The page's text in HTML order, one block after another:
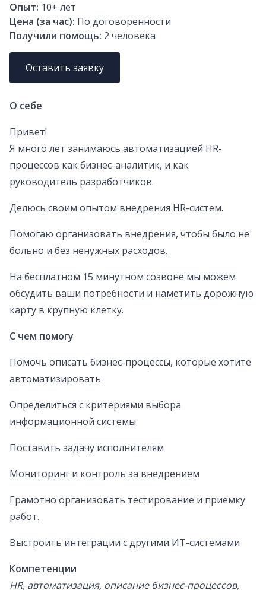
Опыт: 10+ лет
Цена (за час): По договоренности
Получили помощь: 2 человека
Оставить заявку
О себе
Привет!
Я много лет занимаюсь автоматизацией HR-
процессов как бизнес-аналитик, и как
руководитель разработчиков.
Делюсь своим опытом внедрения HR-систем.
Помогаю организовать внедрения, чтобы было не
больно и без ненужных расходов.
На бесплатном 15 минутном созвоне мы можем
обсудить ваши потребности и наметить дорожную
карту в крупную клетку.
С чем помогу
Помочь описать бизнес-процессы, которые хотите
автоматизировать
Определиться с критериями выбора
информационной системы
Поставить задачу исполнителям
Мониторинг и контроль за внедрением
Грамотно организовать тестирование и приёмку
работ.
Выстроить интеграции с другими ИТ-системами
Компетенции
HR, автоматизация, описание бизнес-процессов,